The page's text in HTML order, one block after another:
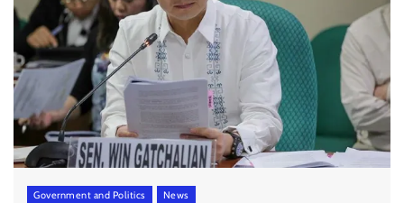
Government and Politics News